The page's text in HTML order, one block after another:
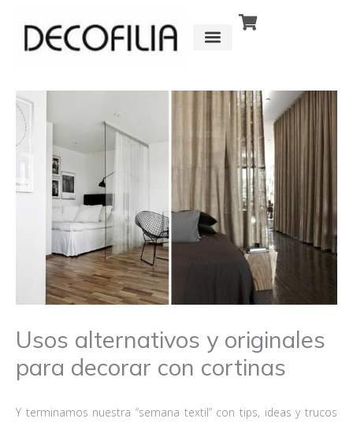
contenido
Usos alternativos y originales
para decorar con cortinas
Y terminamos nuestra “semana textil” con tips, ideas y trucos